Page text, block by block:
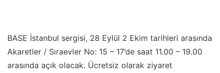
BASE İstanbul sergisi, 28 Eylül 2 Ekim tarihleri arasında
Akaretler / Sıraevler No: 15 – 17’de saat 11.00 – 19.00
arasında açık olacak. Ücretsiz olarak ziyaret